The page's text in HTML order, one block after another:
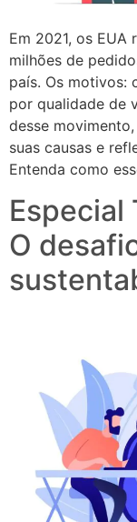
Em 2021, os EUA
milhões de
país. Os motivos:
por qualidade de
desse
suas causas e
Entenda como
Especial
O